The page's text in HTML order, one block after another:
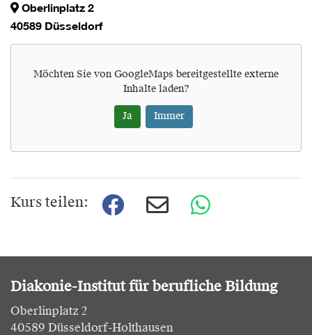
Oberlinplatz 2
40589 Düsseldorf
Möchten Sie von GoogleMaps bereitgestellte externe
Inhalte laden?
Ja Immer
Kurs teilen:
Diakonie-Institut für berufliche Bildung
Oberlinplatz 2
40589 Düsseldorf-Holthausen